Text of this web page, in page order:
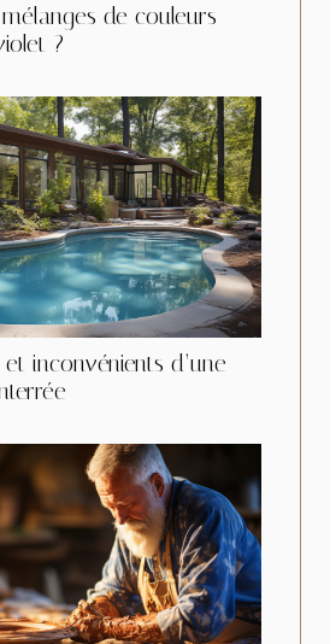
de couleurs
?
inconvénients d’une